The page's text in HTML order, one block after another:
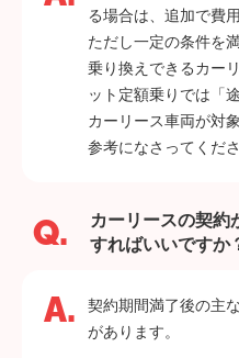
る場合は、追加で費
ただし一定の条件を
乗り換えできるカー
ット定額乗りでは「
カーリース車両が対
参考になさってくださ
カーリースの契約
すればいいですか
契約期間満了後の主
があります。